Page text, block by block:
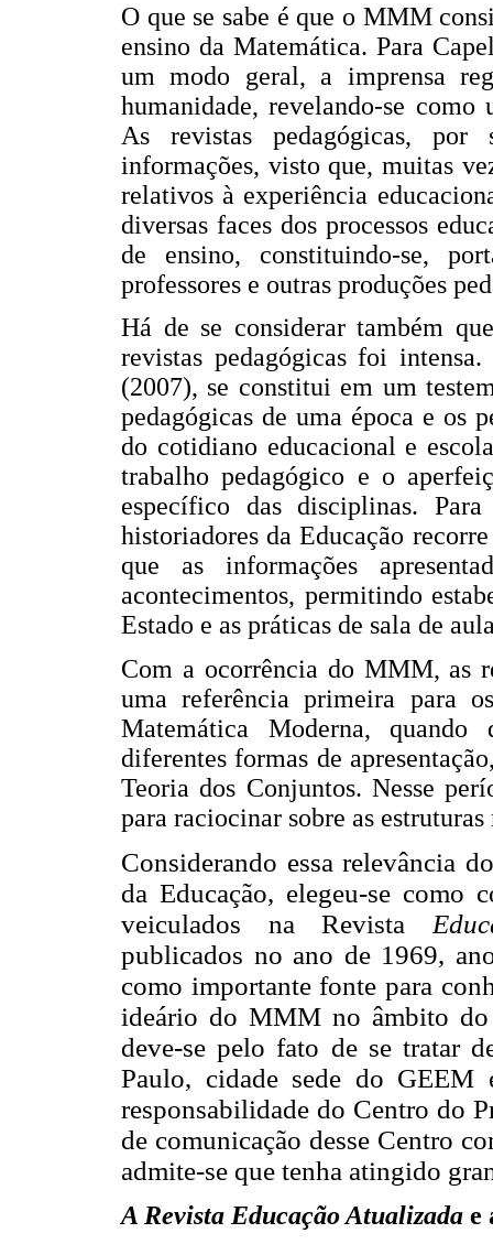
O que se sabe é que o MMM
ensino da Matemática. Para
um modo geral, a imprensa
humanidade, revelando-se
As revistas pedagógicas,
informações, visto que, muitas
relativos à experiência
diversas faces dos processos
de ensino, constituindo-se,
professores e outras produções
Há de se considerar também
revistas pedagógicas foi
(2007), se constitui em um
pedagógicas de uma época e os
do cotidiano educacional e
trabalho pedagógico e o
específico das disciplinas.
historiadores da Educação
que as informações
acontecimentos, permitindo
Estado e as práticas de sala de
Com a ocorrência do MMM, as
uma referência primeira para
Matemática Moderna,
diferentes formas de
Teoria dos Conjuntos. Nesse
para raciocinar sobre as
Considerando essa relevância
da Educação, elegeu-se como
veiculados na Revista
publicados no ano de 1969,
como importante fonte para
ideário do MMM no âmbito do
deve-se pelo fato de se tratar
Paulo, cidade sede do GEEM
responsabilidade do Centro do
de comunicação desse Centro
admite-se que tenha atingido
A Revista Educação Atualizada e